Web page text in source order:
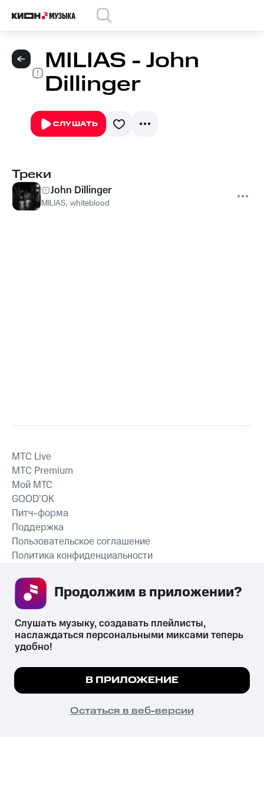
MILIAS - John
Dillinger
СЛУШАТЬ
Треки
John Dillinger
MILIAS, whiteblood
СКАЧАТЬ ПРИЛОЖЕНИЕ
MTС Live
MTС Premium
Мой МТС
GOOD’OK
Питч-форма
Поддержка
Пользовательское соглашение
Политика конфиденциальности
психотропных веществ, их аналогов причиняет вред здоровью,
их незаконный оборот запрещён и влечёт установленную
законодательством ответственность.
© 2026 ООО «КИОН».
Все права защищены
Мы используем куки, чтобы на сайте все
Подробнее
ПОНЯТНО
Слушать музыку, создавать плейлисты,
наслаждаться персональными миксами теперь
удобно!
В ПРИЛОЖЕНИЕ
Остаться в веб-версии